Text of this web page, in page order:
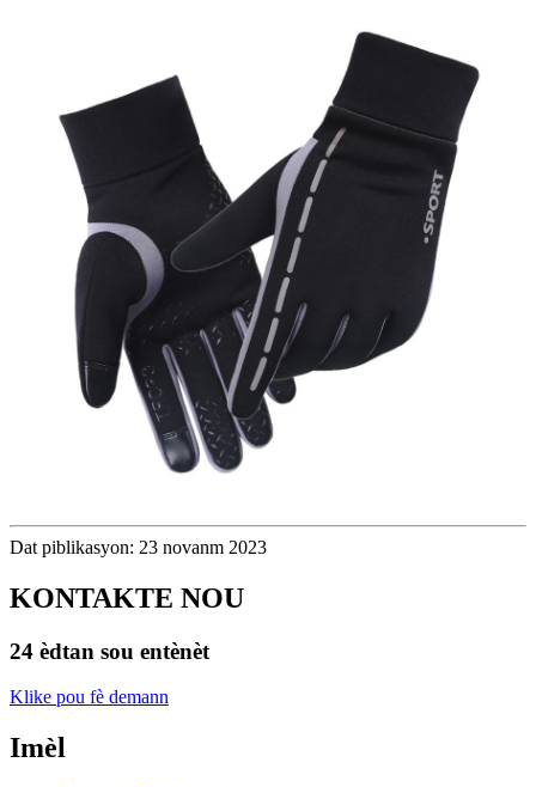
Dat piblikasyon: 23 novanm 2023
KONTAKTE NOU
24 èdtan sou entènèt
Klike pou fè demann
Imèl